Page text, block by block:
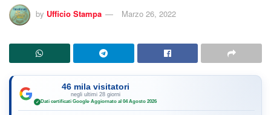
by Ufficio Stampa Marzo 26, 2022
46 mila visitatori
negli ultimi 28 giorni
✓ Dati certificati Google·Aggiornato al 04 Agosto 2026